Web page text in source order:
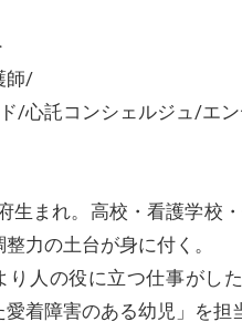
師/
/心託コンシェルジュ/エ
生まれ。高校・看護学校
力の土台が身に付く。
り人の役に立つ仕事がし
愛着障害のある幼児」を